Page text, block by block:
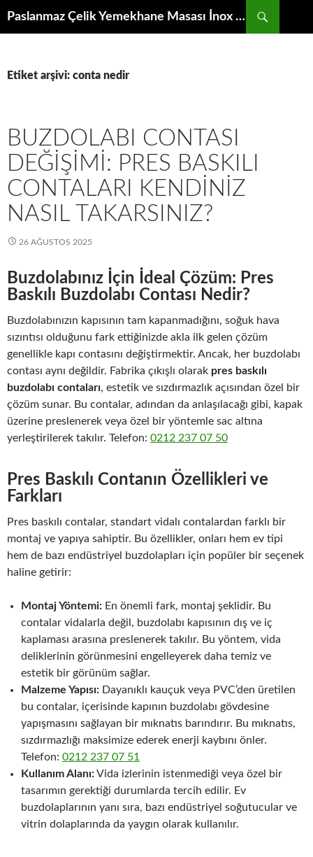
Paslanmaz Çelik Yemekhane Masası İnox Krom Bulaşıkhane Evyesi Tezgahı
Etiket arşivi: conta nedir
BUZDOLABI CONTASI
DEĞIŞIMI: PRES BASKILI
CONTALARI KENDINIZ
NASIL TAKARSINIZ?
26 AĞUSTOS 2025
Buzdolabınız İçin İdeal Çözüm: Pres
Baskılı Buzdolabı Contası Nedir?
Buzdolabınızın kapısının tam kapanmadığını, soğuk hava
sızıntısı olduğunu fark ettiğinizde akla ilk gelen çözüm
genellikle kapı contasını değiştirmektir. Ancak, her buzdolabı
contası aynı değildir. Fabrika çıkışlı olarak pres baskılı
buzdolabı contaları, estetik ve sızdırmazlık açısından özel bir
çözüm sunar. Bu contalar, adından da anlaşılacağı gibi, kapak
üzerine preslenerek veya özel bir yöntemle sac altına
yerleştirilerek takılır. Telefon: 0212 237 07 50
Pres Baskılı Contanın Özellikleri ve
Farkları
Pres baskılı contalar, standart vidalı contalardan farklı bir
montaj ve yapıya sahiptir. Bu özellikler, onları hem ev tipi
hem de bazı endüstriyel buzdolapları için popüler bir seçenek
haline getirir:
Montaj Yöntemi: En önemli fark, montaj şeklidir. Bu
contalar vidalarla değil, buzdolabı kapısının dış ve iç
kaplaması arasına preslenerek takılır. Bu yöntem, vida
deliklerinin görünmesini engelleyerek daha temiz ve
estetik bir görünüm sağlar.
Malzeme Yapısı: Dayanıklı kauçuk veya PVC’den üretilen
bu contalar, içerisinde kapının buzdolabı gövdesine
yapışmasını sağlayan bir mıknatıs barındırır. Bu mıknatıs,
sızdırmazlığı maksimize ederek enerji kaybını önler.
Telefon: 0212 237 07 51
Kullanım Alanı:Vida izlerinin istenmediği veya özel bir
tasarımın gerektiği durumlarda tercih edilir. Ev
buzdolaplarının yanı sıra, bazı endüstriyel soğutucular ve
vitrin dolaplarında da yaygın olarak kullanılır.